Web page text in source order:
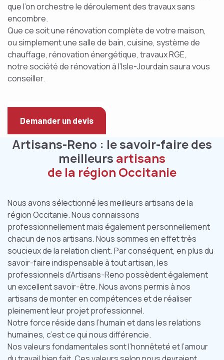
que l’on orchestre le déroulement des travaux sans
encombre.
Que ce soit une rénovation complète de votre maison,
ou simplement une salle de bain, cuisine, système de
chauffage, rénovation énergétique, travaux RGE,
notre société de rénovation à l’Isle-Jourdain saura vous
conseiller.
Demander un devis
Artisans-Reno : le savoir-faire des
meilleurs artisans
de la région Occitanie
Nous avons sélectionné les meilleurs artisans de la
région Occitanie. Nous connaissons
professionnellement mais également personnellement
chacun de nos artisans. Nous sommes en effet très
soucieux de la relation client. Par conséquent, en plus du
savoir-faire indispensable à tout artisan, les
professionnels d’Artisans-Reno possèdent également
un excellent savoir-être. Nous avons permis à nos
artisans de monter en compétences et de réaliser
pleinement leur projet professionnel.
Notre force réside dans l’humain et dans les relations
humaines, c’est ce qui nous différencie.
Nos valeurs fondamentales sont l’honnêteté et l’amour